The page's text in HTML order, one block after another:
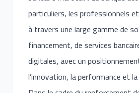
particuliers, les professionnels
à travers une large gamme de
financement, de services
digitales, avec un
l’innovation, la performance et